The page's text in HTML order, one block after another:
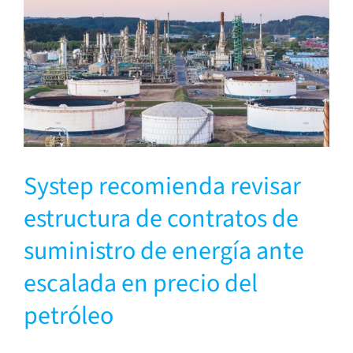
Systep recomienda revisar
estructura de contratos de
suministro de energía ante
escalada en precio del
petróleo